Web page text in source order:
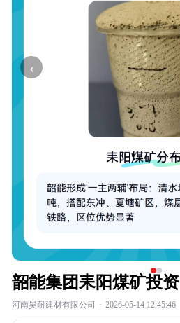
‹
韶能集团耒阳煤矿投资
河南昊耐建材有限公司 · 2026-05-14 12:45:46